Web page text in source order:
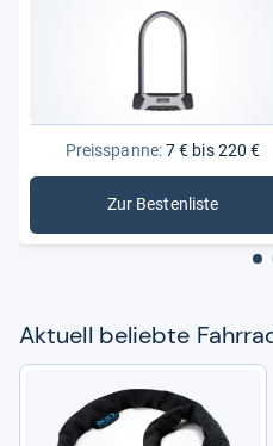
Preisspanne:7 € bis 220 €
Zur Bestenliste
:
Aktu­ell beliebte